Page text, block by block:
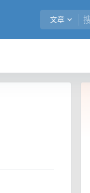
文章